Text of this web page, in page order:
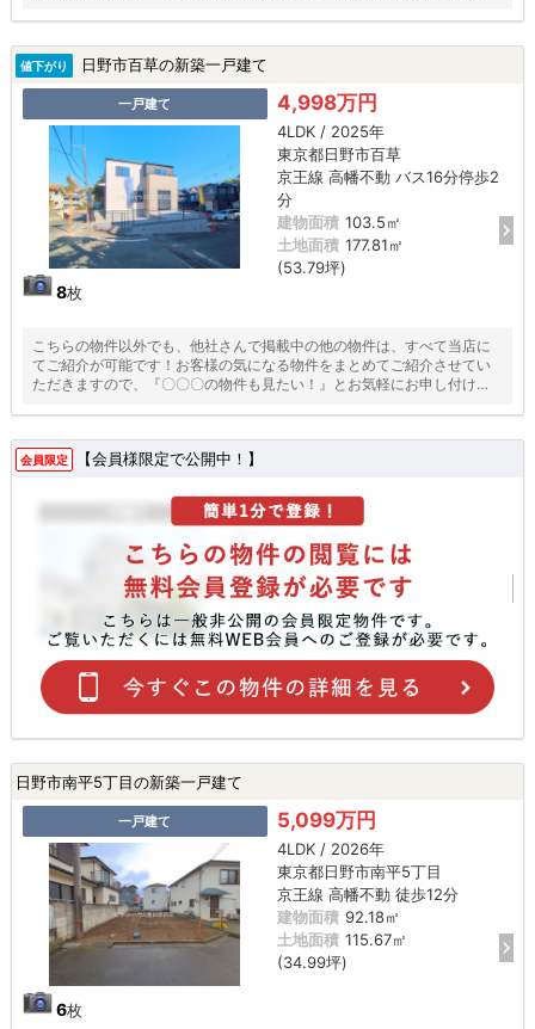
値下がり 日野市百草の新築一戸建て
一戸建て
8枚
4,998万円
4LDK / 2025年
東京都日野市百草
京王線 高幡不動 バス16分停歩2
分
建物面積 103.5㎡
土地面積 177.81㎡
(53.79坪)
こちらの物件以外でも、他社さんで掲載中の他の物件は、すべて当店に
てご紹介が可能です！お客様の気になる物件をまとめてご紹介させてい
ただきますので、『〇〇〇の物件も見たい！』とお気軽にお申し付けく
会員限定 【会員様限定で公開中！】
日野市南平5丁目の新築一戸建て
一戸建て
6枚
5,099万円
4LDK / 2026年
東京都日野市南平5丁目
京王線 高幡不動 徒歩12分
建物面積 92.18㎡
土地面積 115.67㎡
(34.99坪)